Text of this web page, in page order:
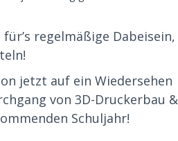
regelmäßige Dabeisein,
jetzt auf ein Wiedersehen
von 3D-Druckerbau &
Schuljahr!